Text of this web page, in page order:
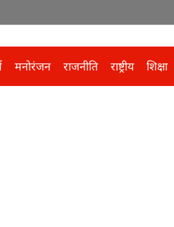
मनोरंजन राजनीति राष्ट्रीय शिक्षा